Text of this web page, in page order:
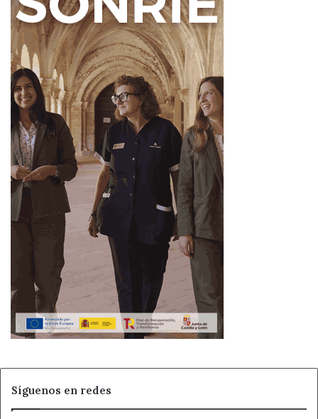
Courel animó a las jugadoras a disfrutar del éxito y les
deseó suerte en esta nueva etapa en la Liga Challenge.
“Este ascenso no es el final de un camino, sino el
comienzo de nuevos retos y de nuevas alegrías para el
deporte leonés”, señaló el presidente provincial.
Fuente Ahora León
Ahora León Baloncesto femenino
Baloncesto Femenino León
Deporte Leonés Diputación de León
Liga Challenge Noticias de León
Palacio de los Guzmanes
Síguenos en redes